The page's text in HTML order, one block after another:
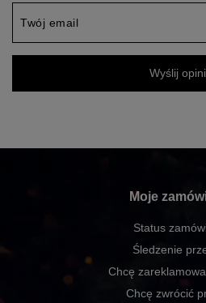
Twój email
Wyślij
Moje
Status
Śledzenie
Chcę
Chcę zwrócić